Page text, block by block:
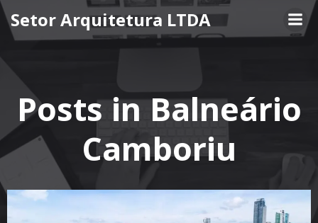
Pular
para
o
Setor Arquitetura LTDA
Posts in Balneário
Camboriu